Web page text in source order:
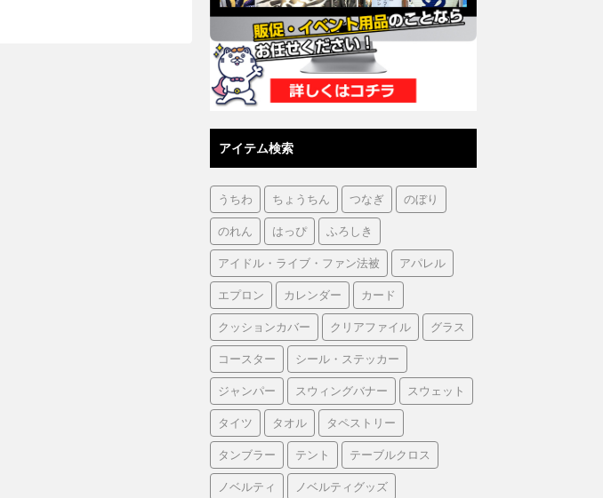
アイテム検索
うちわ ちょうちん つなぎ のぼり
のれん はっぴ ふろしき
アイドル・ライブ・ファン法被 アパレル
エプロン カレンダー カード
クッションカバー クリアファイル グラス
コースター シール・ステッカー
ジャンパー スウィングバナー スウェット
タイツ タオル タペストリー
タンブラー テント テーブルクロス
ノベルティ ノベルティグッズ